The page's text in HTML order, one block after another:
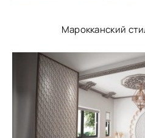
Марокканский